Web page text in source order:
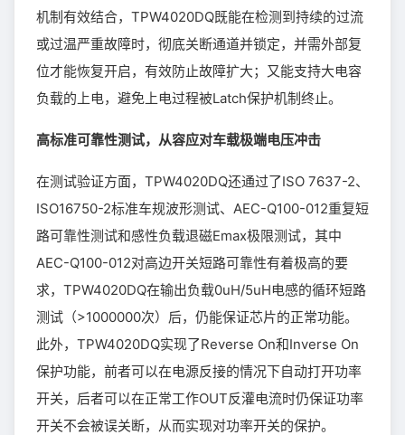
机制有效结合，TPW4020DQ既能在检测到持续的过流
或过温严重故障时，彻底关断通道并锁定，并需外部复
位才能恢复开启，有效防止故障扩大；又能支持大电容
负载的上电，避免上电过程被Latch保护机制终止。
高标准可靠性测试，从容应对车载极端电压冲击
在测试验证方面，TPW4020DQ还通过了ISO 7637-2、
ISO16750-2标准车规波形测试、AEC-Q100-012重复短
路可靠性测试和感性负载退磁Emax极限测试，其中
AEC-Q100-012对高边开关短路可靠性有着极高的要
求，TPW4020DQ在输出负载0uH/5uH电感的循环短路
测试（>1000000次）后，仍能保证芯片的正常功能。
此外，TPW4020DQ实现了Reverse On和Inverse On
保护功能，前者可以在电源反接的情况下自动打开功率
开关，后者可以在正常工作OUT反灌电流时仍保证功率
开关不会被误关断，从而实现对功率开关的保护。